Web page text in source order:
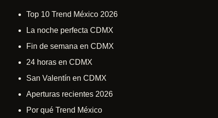
Top 10 Trend México 2026
La noche perfecta CDMX
Fin de semana en CDMX
24 horas en CDMX
San Valentín en CDMX
Aperturas recientes 2026
Por qué Trend México